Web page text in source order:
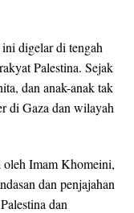
digelar di tengah
Palestina. Sejak
dan anak-anak tak
di Gaza dan wilayah
oleh Imam Khomeini,
dan penjajahan
dan